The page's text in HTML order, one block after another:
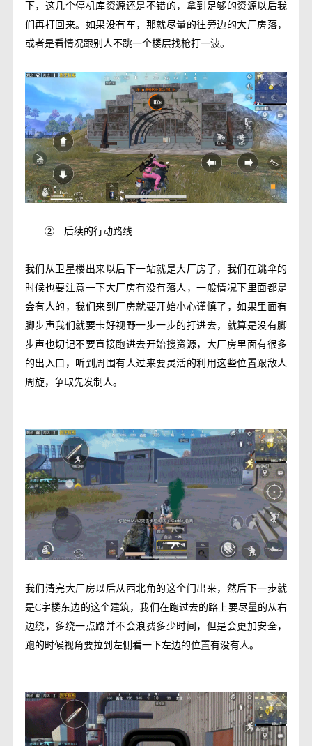
下，这几个停机库资源还是不错的，拿到足够的资源以后我
们再打回来。如果没有车，那就尽量的往旁边的大厂房落，
或者是看情况跟别人不跳一个楼层找枪打一波。
② 后续的行动路线
我们从卫星楼出来以后下一站就是大厂房了，我们在跳伞的
时候也要注意一下大厂房有没有落人，一般情况下里面都是
会有人的，我们来到厂房就要开始小心谨慎了，如果里面有
脚步声我们就要卡好视野一步一步的打进去，就算是没有脚
步声也切记不要直接跑进去开始搜资源，大厂房里面有很多
的出入口，听到周围有人过来要灵活的利用这些位置跟敌人
周旋，争取先发制人。
我们清完大厂房以后从西北角的这个门出来，然后下一步就
是C字楼东边的这个建筑，我们在跑过去的路上要尽量的从右
边绕，多绕一点路并不会浪费多少时间，但是会更加安全，
跑的时候视角要拉到左侧看一下左边的位置有没有人。